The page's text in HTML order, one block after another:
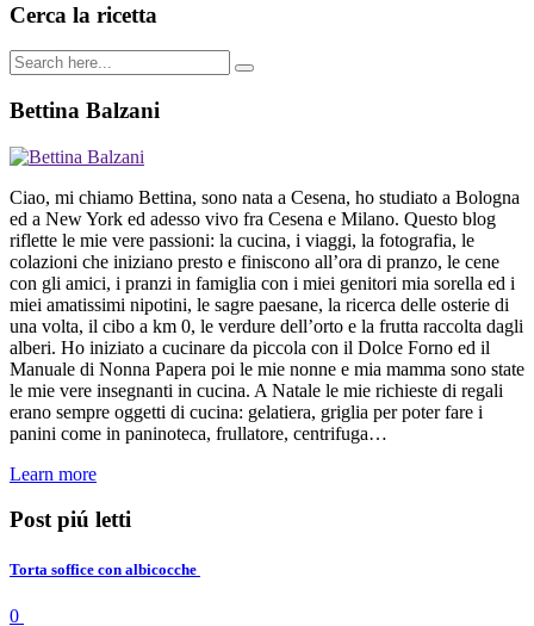
Cerca la ricetta
Bettina Balzani
Ciao, mi chiamo Bettina, sono nata a Cesena, ho studiato a Bologna
ed a New York ed adesso vivo fra Cesena e Milano. Questo blog
riflette le mie vere passioni: la cucina, i viaggi, la fotografia, le
colazioni che iniziano presto e finiscono all’ora di pranzo, le cene
con gli amici, i pranzi in famiglia con i miei genitori mia sorella ed i
miei amatissimi nipotini, le sagre paesane, la ricerca delle osterie di
una volta, il cibo a km 0, le verdure dell’orto e la frutta raccolta dagli
alberi. Ho iniziato a cucinare da piccola con il Dolce Forno ed il
Manuale di Nonna Papera poi le mie nonne e mia mamma sono state
le mie vere insegnanti in cucina. A Natale le mie richieste di regali
erano sempre oggetti di cucina: gelatiera, griglia per poter fare i
panini come in paninoteca, frullatore, centrifuga…
Learn more
Post piú letti
Torta soffice con albicocche
0